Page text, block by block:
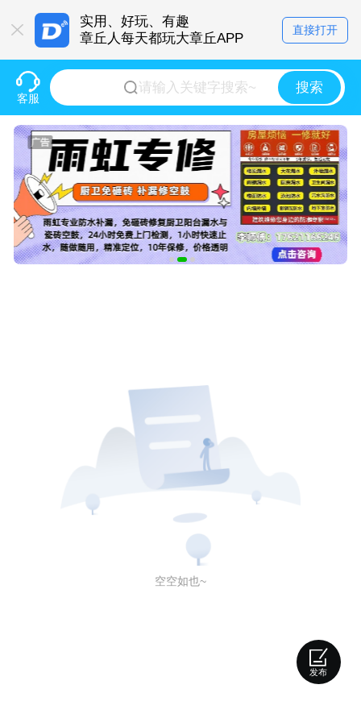
实用、好玩、有趣
章丘人每天都玩大章丘APP
直接打开
客服
搜索
空空如也~
发布